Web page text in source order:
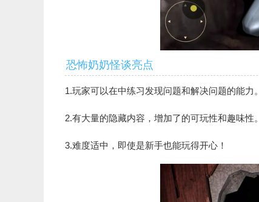
恐怖奶奶怪谈亮点
1.玩家可以在中练习发现问题和解决问题的能力。
2.有大量的隐藏内容，增加了的可玩性和趣味性。
3.难度适中，即使是新手也能玩得开心！